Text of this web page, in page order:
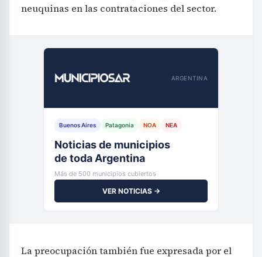
neuquinas en las contrataciones del sector.
ARGENTINA
Buenos Aires Patagonia NOA NEA
Noticias de municipios
de toda Argentina
Más de 500 municipios cubiertos
VER NOTICIAS →
La preocupación también fue expresada por el